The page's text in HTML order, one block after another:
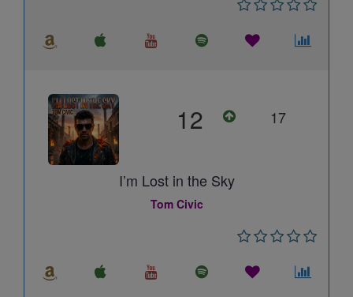
12 17
I’m Lost in the Sky
Tom Civic